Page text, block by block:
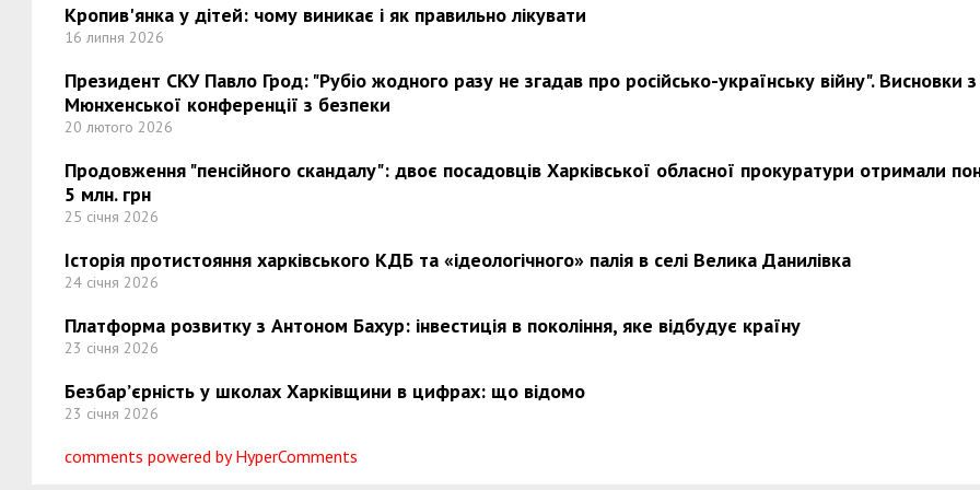
Кропив'янка у дітей: чому виникає і як правильно лікувати
16 липня 2026
Президент СКУ Павло Грод: "Рубіо жодного разу не згадав про російсько-українську війну". Висновки з
Мюнхенської конференції з безпеки
20 лютого 2026
Продовження "пенсійного скандалу": двоє посадовців Харківської обласної прокуратури отримали
5 млн. грн
25 січня 2026
Історія протистояння харківського КДБ та «ідеологічного» палія в селі Велика Данилівка
24 січня 2026
Платформа розвитку з Антоном Бахур: інвестиція в покоління, яке відбудує країну
23 січня 2026
Безбар’єрність у школах Харківщини в цифрах: що відомо
23 січня 2026
comments powered by HyperComments